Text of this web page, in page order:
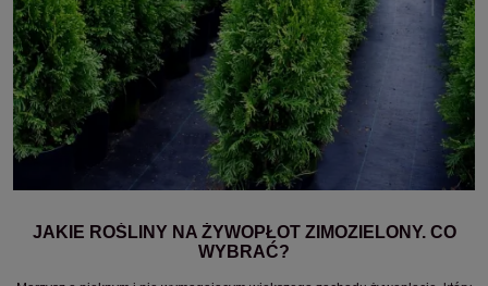
JAKIE ROŚLINY NA ŻYWOPŁOT ZIMOZIELONY. CO
WYBRAĆ?